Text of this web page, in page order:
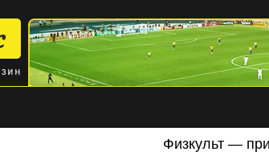
Физкульт —